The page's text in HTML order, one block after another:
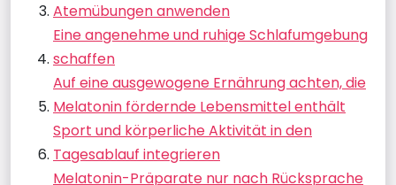
Atemübungen anwenden
Eine angenehme und ruhige Schlafumgebung
schaffen
Auf eine ausgewogene Ernährung achten, die
Melatonin fördernde Lebensmittel enthält
Sport und körperliche Aktivität in den
Tagesablauf integrieren
Melatonin-Präparate nur nach Rücksprache